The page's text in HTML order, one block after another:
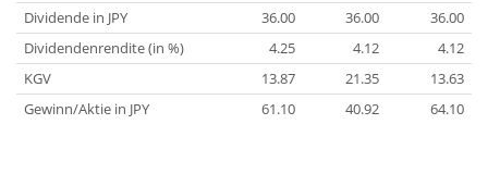
Dividende in JPY
36.00 36.00
36.00
Dividendenrendite (in %)
4.25 4.12
4.12
KGV
13.87 21.35
13.63
Gewinn/Aktie in JPY
61.10 40.92 64.10